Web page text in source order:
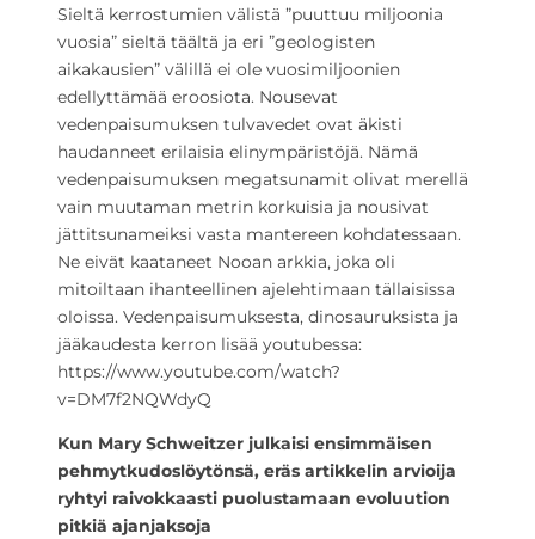
Sieltä kerrostumien välistä ”puuttuu miljoonia
vuosia” sieltä täältä ja eri ”geologisten
aikakausien” välillä ei ole vuosimiljoonien
edellyttämää eroosiota. Nousevat
vedenpaisumuksen tulvavedet ovat äkisti
haudanneet erilaisia elinympäristöjä. Nämä
vedenpaisumuksen megatsunamit olivat merellä
vain muutaman metrin korkuisia ja nousivat
jättitsunameiksi vasta mantereen kohdatessaan.
Ne eivät kaataneet Nooan arkkia, joka oli
mitoiltaan ihanteellinen ajelehtimaan tällaisissa
oloissa. Vedenpaisumuksesta, dinosauruksista ja
jääkaudesta kerron lisää youtubessa:
https://www.youtube.com/watch?
v=DM7f2NQWdyQ
Kun Mary Schweitzer julkaisi ensimmäisen
pehmytkudoslöytönsä, eräs artikkelin arvioija
ryhtyi raivokkaasti puolustamaan evoluution
pitkiä ajanjaksoja